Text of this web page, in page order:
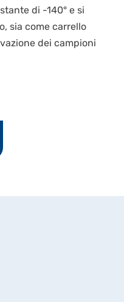
di -140° e si
sia come carrello
dei campioni